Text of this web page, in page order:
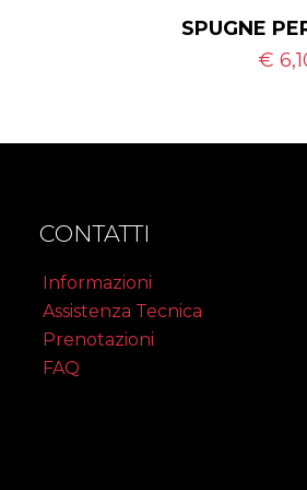
SPUGNE
€
CONTATTI
Informazioni
Assistenza Tecnica
Prenotazioni
FAQ